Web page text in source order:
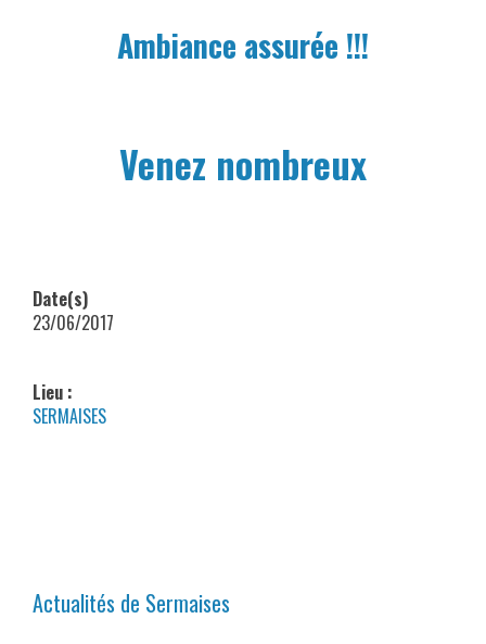
Ambiance assurée !!!
Venez nombreux
Date(s)
23/06/2017
Lieu :
SERMAISES
Actualités de Sermaises